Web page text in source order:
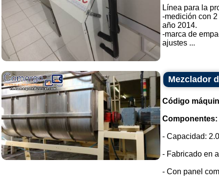
Línea para la
-medición con
año 2014.
-marca de
ajustes ...
Mezclador
Código
Componentes:
- Capacidad:
- Fabricado en
- Con panel